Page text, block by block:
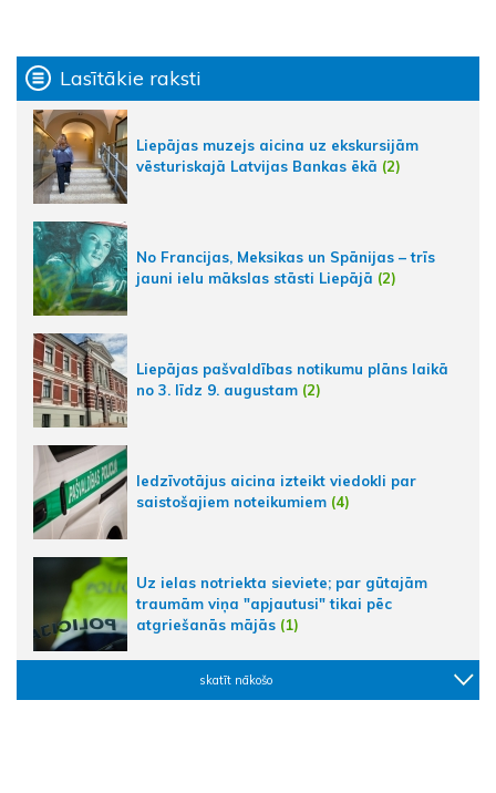
Lasītākie raksti
Liepājas muzejs aicina uz ekskursijām
vēsturiskajā Latvijas Bankas ēkā (2)
No Francijas, Meksikas un Spānijas – trīs
jauni ielu mākslas stāsti Liepājā (2)
Liepājas pašvaldības notikumu plāns laikā
no 3. līdz 9. augustam (2)
Iedzīvotājus aicina izteikt viedokli par
saistošajiem noteikumiem (4)
Uz ielas notriekta sieviete; par gūtajām
traumām viņa "apjautusi" tikai pēc
atgriešanās mājās (1)
skatīt nākošo